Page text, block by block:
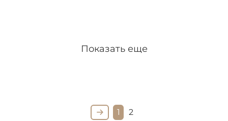
Показать еще
1 2